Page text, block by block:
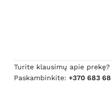
Turite klausimų apie
Paskambinkite:+370 683